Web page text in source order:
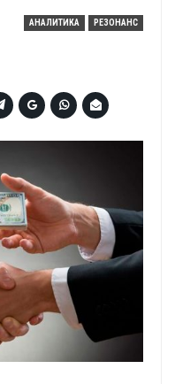
АНАЛИТИКА РЕЗОНАНС